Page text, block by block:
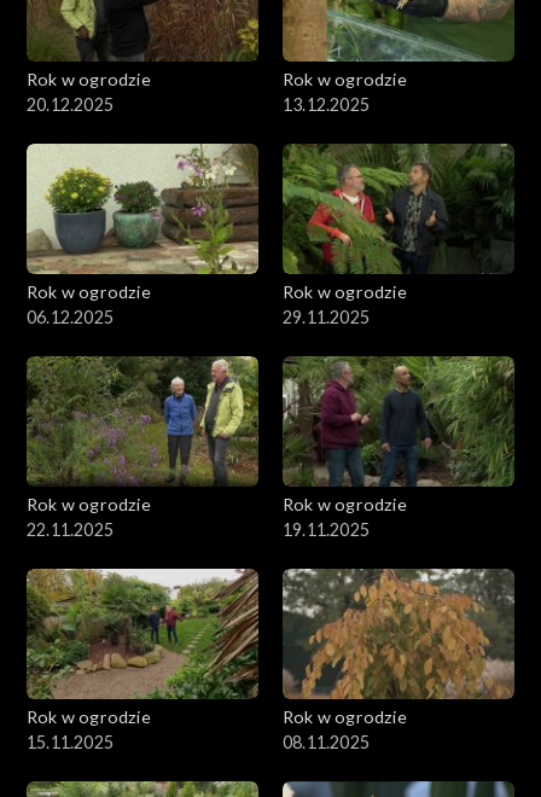
Rok w ogrodzie
20.12.2025
Rok w ogrodzie
13.12.2025
Rok w ogrodzie
06.12.2025
Rok w ogrodzie
29.11.2025
Rok w ogrodzie
22.11.2025
Rok w ogrodzie
19.11.2025
Rok w ogrodzie
15.11.2025
Rok w ogrodzie
08.11.2025